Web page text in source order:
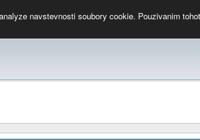
navstevnosti soubory cookie. Pouzivanim